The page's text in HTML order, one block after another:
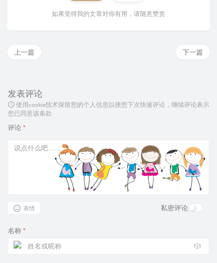
如果觉得我的文章对你有用，请随意赞赏
下一篇
上一篇
发表评论
使用cookie技术保留您的个人信息以便您下次快速评论，继续评论表示
您已同意该条款
评论 *
表情 私密评论
名称 *
🎲